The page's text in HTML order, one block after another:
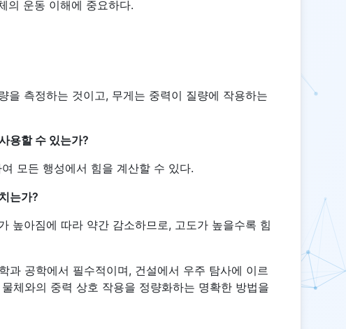
의 운동 이해에 중요하다.
을 측정하는 것이고, 무게는 중력이 질량에 작용하는
용할 수 있는가?
모든 행성에서 힘을 계산할 수 있다.
는가?
높아짐에 따라 약간 감소하므로, 고도가 높을수록 힘
과 공학에서 필수적이며, 건설에서 우주 탐사에 이르
체와의 중력 상호 작용을 정량화하는 명확한 방법을